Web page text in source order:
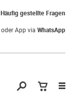
Häufig gestellte Fragen
oder App via WhatsApp